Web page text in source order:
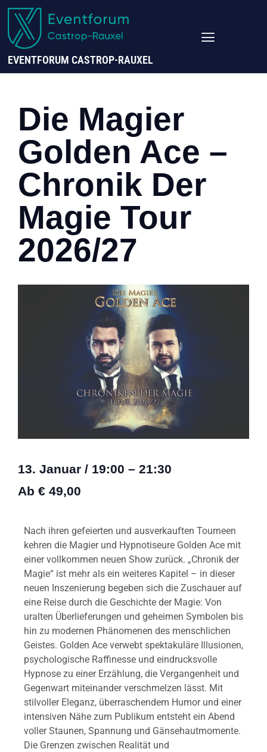
EVENTFORUM CASTROP-RAUXEL
Die Magier
Golden Ace –
Chronik Der
Magie Tour
2026/27
13. Januar / 19:00 – 21:30
Ab € 49,00
Nach ihren gefeierten und ausverkauften Tourneen
kehren die Magier und Hypnotiseure Golden Ace mit
einer vollkommen neuen Show zurück. „Chronik der
Magie“ ist mehr als ein weiteres Kapitel – in dieser
neuen Inszenierung begeben sich die Zuschauer auf
eine Reise durch die Geschichte der Magie: Von
uralten Überlieferungen und geheimen Symbolen bis
hin zu modernen Phänomenen des menschlichen
Geistes. Golden Ace verwebt spektakuläre Illusionen,
psychologische Raffinesse und eindrucksvolle
Hypnose zu einer Erzählung, die Vergangenheit und
Gegenwart miteinander verschmelzen lässt. Mit
stilvoller Eleganz, überraschendem Humor und einer
intensiven Nähe zum Publikum entsteht ein Abend
voller Staunen, Spannung und Gänsehautmomente.
Die Grenzen zwischen Realität und